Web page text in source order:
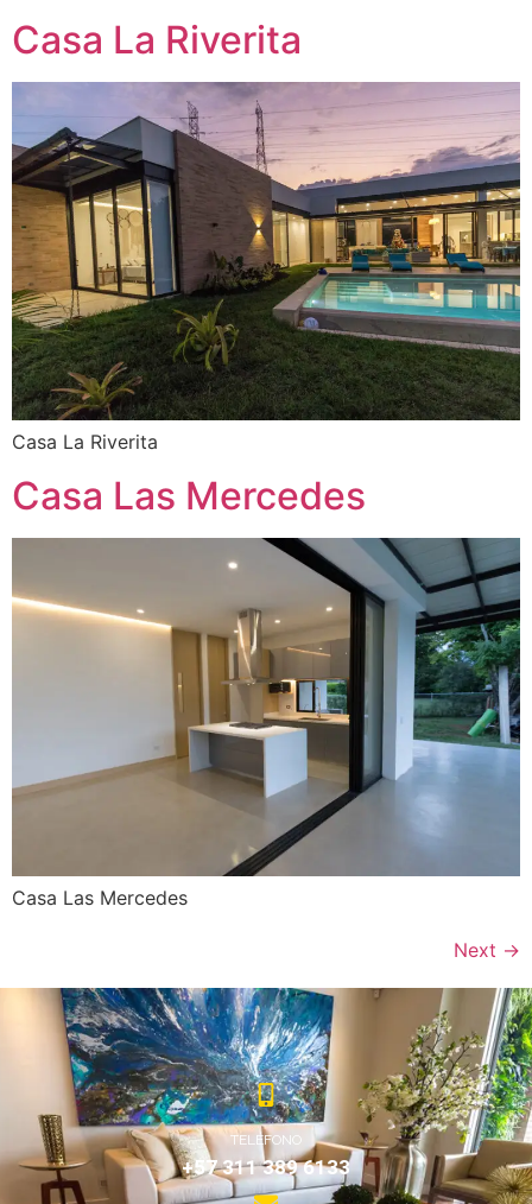
Casa La Riverita
Casa La Riverita
Casa Las Mercedes
Casa Las Mercedes
Next →
TELÉFONO
+57 311 389 6133